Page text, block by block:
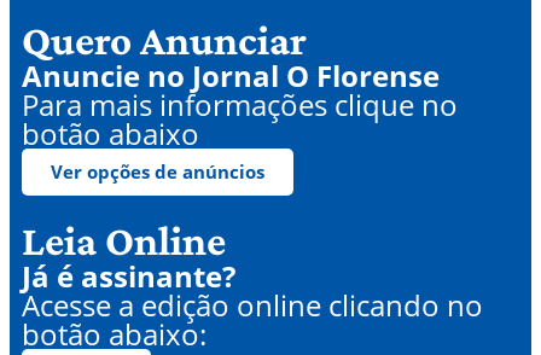
Quero Anunciar
Anuncie no Jornal O Florense
Para mais informações clique no
botão abaixo
Ver opções de anúncios
Leia Online
Já é assinante?
Acesse a edição online clicando no
botão abaixo: